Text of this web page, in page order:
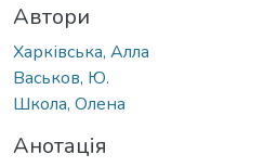
Автори
Харківська, Алла
Васьков, Ю.
Школа, Олена
Анотація